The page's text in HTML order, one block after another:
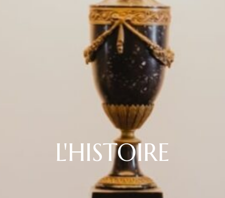
L'HISTOIRE